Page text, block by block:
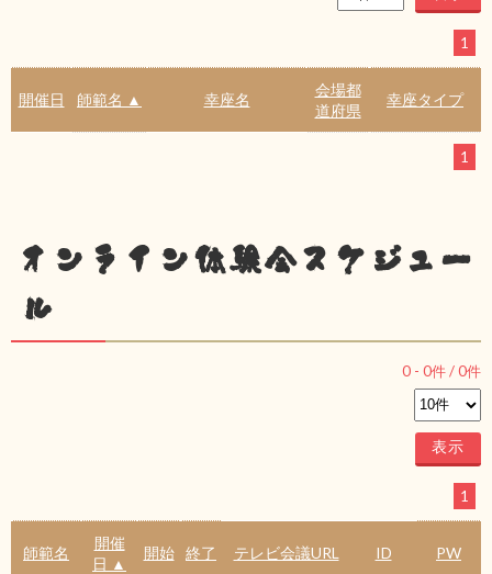
1
開催日 師範名 ▲ 幸座名
会場都
道府県
幸座タイプ
1
オンライン体験会スケジュー
ル
0 - 0件 /0件
1
師範名
開催
日 ▲
開始 終了 テレビ会議URL ID PW